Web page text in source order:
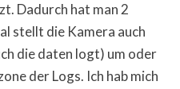
Dadurch hat man 2
stellt die Kamera auch
die daten logt) um oder
der Logs. Ich hab mich